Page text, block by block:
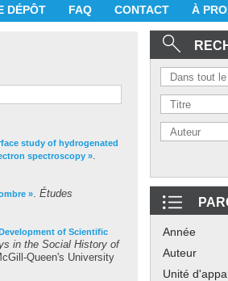
DÉPÔT FAQ CONTACT À
study of hydrogenated
spectroscopy ».
». Études
of Scientific
in the Social History of
Queen's University
Année
Auteur
Unité